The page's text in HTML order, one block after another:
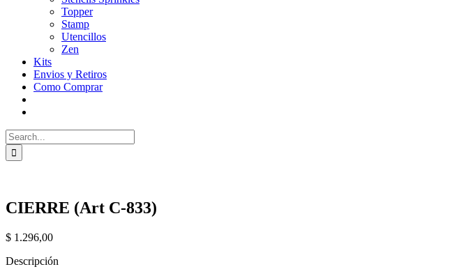
Topper
Stamp
Utencillos
Zen
Kits
Envios y Retiros
Como Comprar
Search
for:
CIERRE (Art C-833)
$ 1.296,00
Descripción